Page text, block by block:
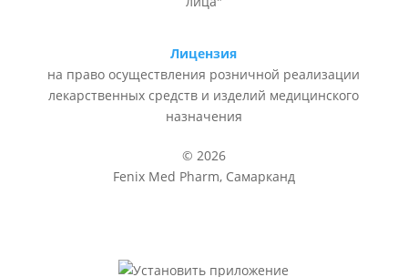
Лицензия
на право осуществления розничной реализации
лекарственных средств и изделий медицинского
назначения
© 2026
Fenix Med Pharm, Самарканд